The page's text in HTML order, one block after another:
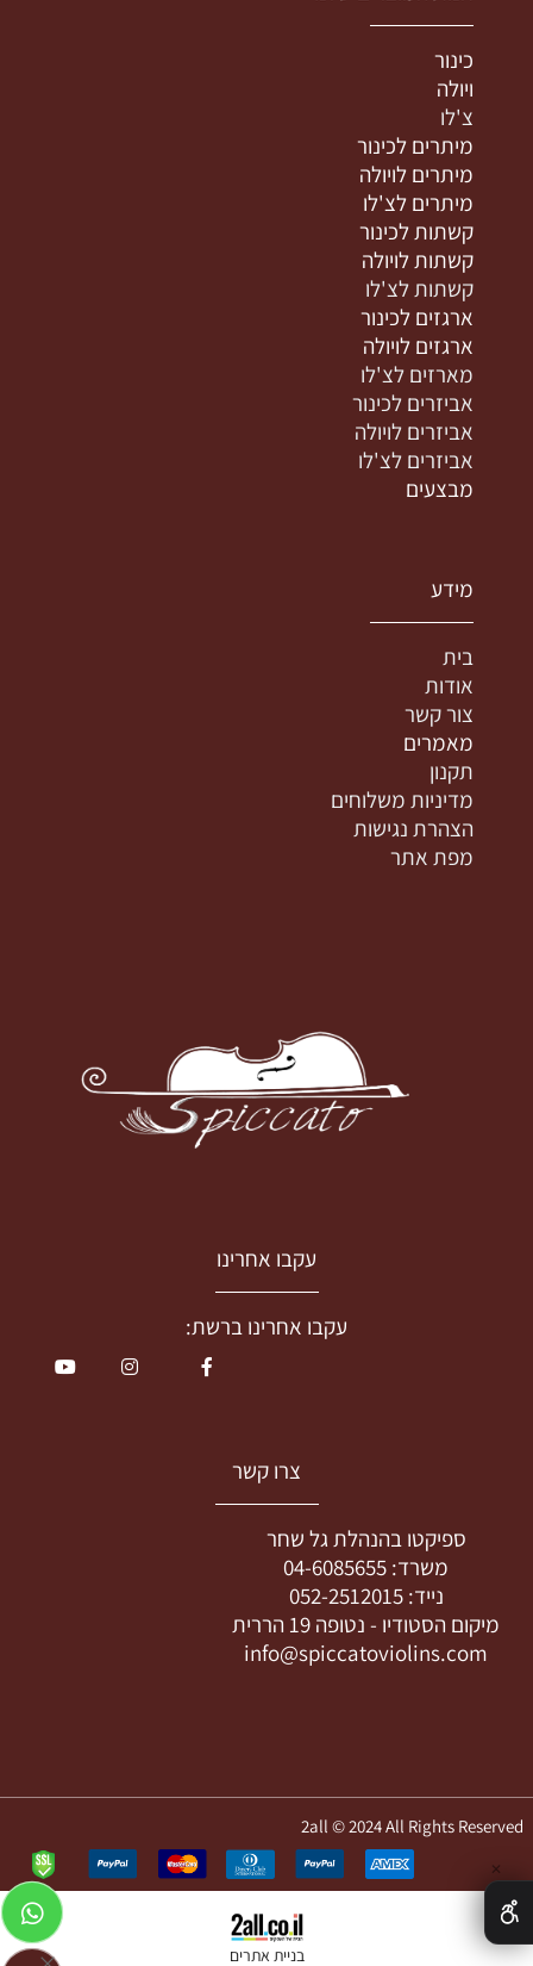
כינור
ויולה
צ'לו
מיתרים לכינור
מיתרים לויולה
מיתרים לצ'לו
קשתות לכינור
קשתות לויולה
קשתות לצ'לו
ארגזים לכינור
ארגזים לויולה
מארזים לצ'לו
אביזרים לכינור
אביזרים לויולה
אביזרים לצ'לו
מבצעים
מידע
בית
אודות
צור קשר
מאמרים
תקנון
מדיניות משלוחים
הצהרת נגישות
מפת אתר
עקבו אחרינו
עקבו אחרינו ברשת:
צרו קשר
ספיקטו בהנהלת גל שחר
משרד: 04-6085655
נייד:052-2512015
מיקום הסטודיו - נטופה 19 הררית
info@spiccatoviolins.com
2all © 2024 All Rights Reserved
בניית אתרים
✕